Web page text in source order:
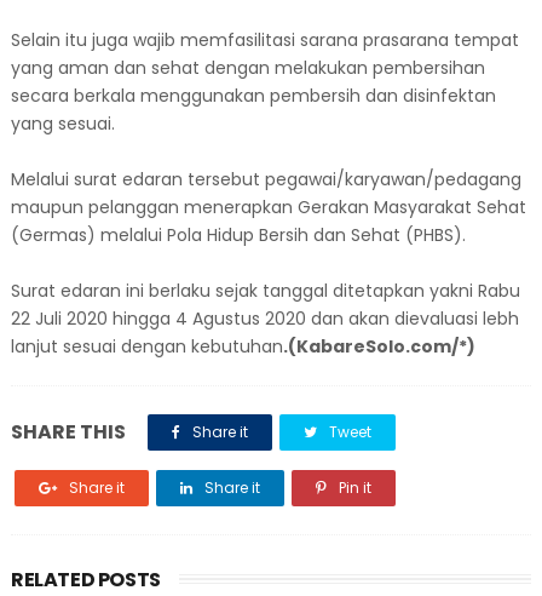
Selain itu juga wajib memfasilitasi sarana prasarana tempat
yang aman dan sehat dengan melakukan pembersihan
secara berkala menggunakan pembersih dan disinfektan
yang sesuai.
Melalui surat edaran tersebut pegawai/karyawan/pedagang
maupun pelanggan menerapkan Gerakan Masyarakat Sehat
(Germas) melalui Pola Hidup Bersih dan Sehat (PHBS).
Surat edaran ini berlaku sejak tanggal ditetapkan yakni Rabu
22 Juli 2020 hingga 4 Agustus 2020 dan akan dievaluasi lebh
lanjut sesuai dengan kebutuhan.(KabareSolo.com/*)
SHARE THIS Share it Tweet
Share it Share it Pin it
RELATED POSTS